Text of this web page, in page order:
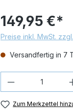
149,95 €*
Preise inkl. MwSt.
Versandfertig in 7
Produkt
Zum Merkzettel